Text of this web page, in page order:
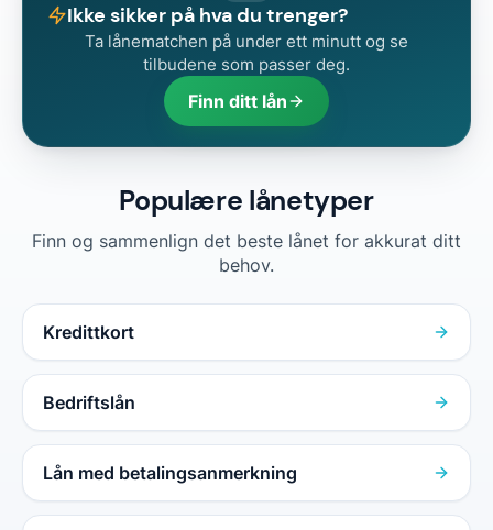
Ikke sikker på hva du trenger?
Ta lånematchen på under ett minutt og se
tilbudene som passer deg.
Finn ditt lån
Populære lånetyper
Finn og sammenlign det beste lånet for akkurat ditt
behov.
Kredittkort
Bedriftslån
Lån med betalingsanmerkning